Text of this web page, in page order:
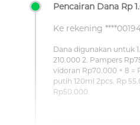
Pencairan Dana Rp
Ke rekening
Dana digunakan untuk
210.000 2. Pampers
vidoran Rp70.000 × 8 =
putih 120ml 2pcs. Rp
Rp50.000